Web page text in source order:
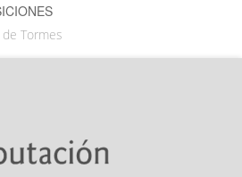
Tormes